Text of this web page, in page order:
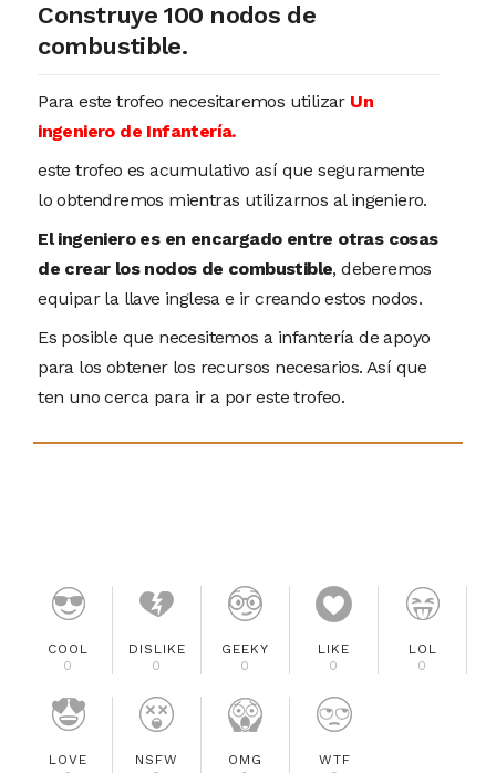
Construye 100 nodos de
combustible.
Para este trofeo necesitaremos utilizar Un
ingeniero de Infantería.
este trofeo es acumulativo así que seguramente
lo obtendremos mientras utilizarnos al ingeniero.
El ingeniero es en encargado entre otras cosas
de crear los nodos de combustible, deberemos
equipar la llave inglesa e ir creando estos nodos.
Es posible que necesitemos a infantería de apoyo
para los obtener los recursos necesarios. Así que
ten uno cerca para ir a por este trofeo.
COOL
0
DISLIKE
0
GEEKY
0
LIKE
0
LOL
0
LOVE
NSFW
OMG
WTF